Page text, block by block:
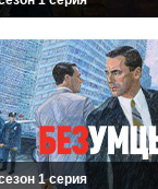
1 серия